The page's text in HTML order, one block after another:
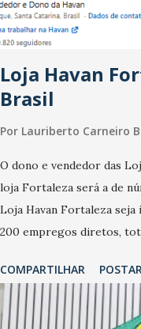
estabelecimentos no
observado no mês
com a pesquisa, 44% dos
Loja Havan
Brasil
Por Lauriberto Carneiro
O dono e vendedor das
loja Fortaleza será a de
Loja Havan Fortaleza seja
200 empregos diretos,
oficialmente, mas fontes
Washington Soares-
loja Havan do Brasil.
COMPARTILHAR